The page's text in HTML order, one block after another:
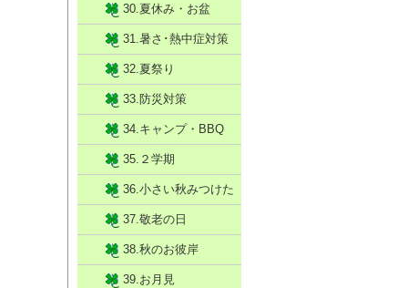
30.夏休み・お盆
31.暑さ･熱中症対策
32.夏祭り
33.防災対策
34.キャンプ・BBQ
35.２学期
36.小さい秋みつけた
37.敬老の日
38.秋のお彼岸
39.お月見